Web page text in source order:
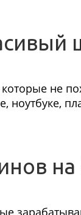
не
ноутбуке,
на